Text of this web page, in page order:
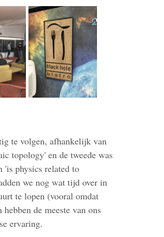
te volgen, afhankelijk van
topology' en de tweede was
'is physics related to
we nog wat tijd over in
te lopen (vooral omdat
de meeste van ons
ervaring.